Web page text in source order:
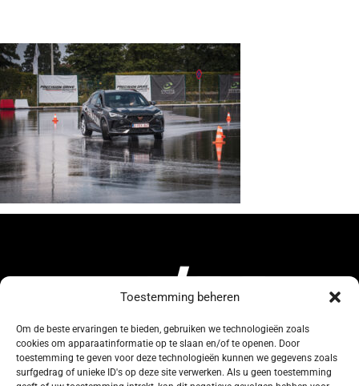
Toestemming beheren
Om de beste ervaringen te bieden, gebruiken we technologieën zoals
cookies om apparaatinformatie op te slaan en/of te openen. Door
toestemming te geven voor deze technologieën kunnen we gegevens zoals
surfgedrag of unieke ID's op deze site verwerken. Als u geen toestemming
134, Rue de Coquelet
5000 Bouge-Namur